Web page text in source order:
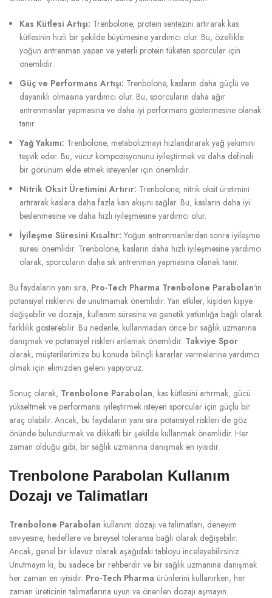
Kas Kütlesi Artışı: Trenbolone, protein sentezini artırarak kas
kütlesinin hızlı bir şekilde büyümesine yardımcı olur. Bu, özellikle
yoğun antrenman yapan ve yeterli protein tüketen sporcular için
önemlidir.
Güç ve Performans Artışı: Trenbolone, kasların daha güçlü ve
dayanıklı olmasına yardımcı olur. Bu, sporcuların daha ağır
antrenmanlar yapmasına ve daha iyi performans göstermesine olanak
tanır.
Yağ Yakımı: Trenbolone, metabolizmayı hızlandırarak yağ yakımını
teşvik eder. Bu, vücut kompozisyonunu iyileştirmek ve daha defineli
bir görünüm elde etmek isteyenler için önemlidir.
Nitrik Oksit Üretimini Artırır: Trenbolone, nitrik oksit üretimini
artırarak kaslara daha fazla kan akışını sağlar. Bu, kasların daha iyi
beslenmesine ve daha hızlı iyileşmesine yardımcı olur.
İyileşme Süresini Kısaltır: Yoğun antrenmanlardan sonra iyileşme
süresi önemlidir. Trenbolone, kasların daha hızlı iyileşmesine yardımcı
olarak, sporcuların daha sık antrenman yapmasına olanak tanır.
Bu faydaların yanı sıra, Pro-Tech Pharma Trenbolone Parabolan‘ın
potansiyel risklerini de unutmamak önemlidir. Yan etkiler, kişiden kişiye
değişebilir ve dozaja, kullanım süresine ve genetik yatkınlığa bağlı olarak
farklılık gösterebilir. Bu nedenle, kullanmadan önce bir sağlık uzmanına
danışmak ve potansiyel riskleri anlamak önemlidir. Takviye Spor
olarak, müşterilerimize bu konuda bilinçli kararlar vermelerine yardımcı
olmak için elimizden geleni yapıyoruz.
Sonuç olarak, Trenbolone Parabolan, kas kütlesini artırmak, gücü
yükseltmek ve performansı iyileştirmek isteyen sporcular için güçlü bir
araç olabilir. Ancak, bu faydaların yanı sıra potansiyel riskleri de göz
önünde bulundurmak ve dikkatli bir şekilde kullanmak önemlidir. Her
zaman olduğu gibi, bir sağlık uzmanına danışmak en iyisidir.
Trenbolone Parabolan Kullanım
Dozajı ve Talimatları
Trenbolone Parabolan kullanım dozajı ve talimatları, deneyim
seviyesine, hedeflere ve bireysel toleransa bağlı olarak değişebilir.
Ancak, genel bir kılavuz olarak aşağıdaki tabloyu inceleyebilirsiniz.
Unutmayın ki, bu sadece bir rehberdir ve bir sağlık uzmanına danışmak
her zaman en iyisidir. Pro-Tech Pharma ürünlerini kullanırken, her
zaman üreticinin talimatlarına uyun ve önerilen dozajı aşmayın.